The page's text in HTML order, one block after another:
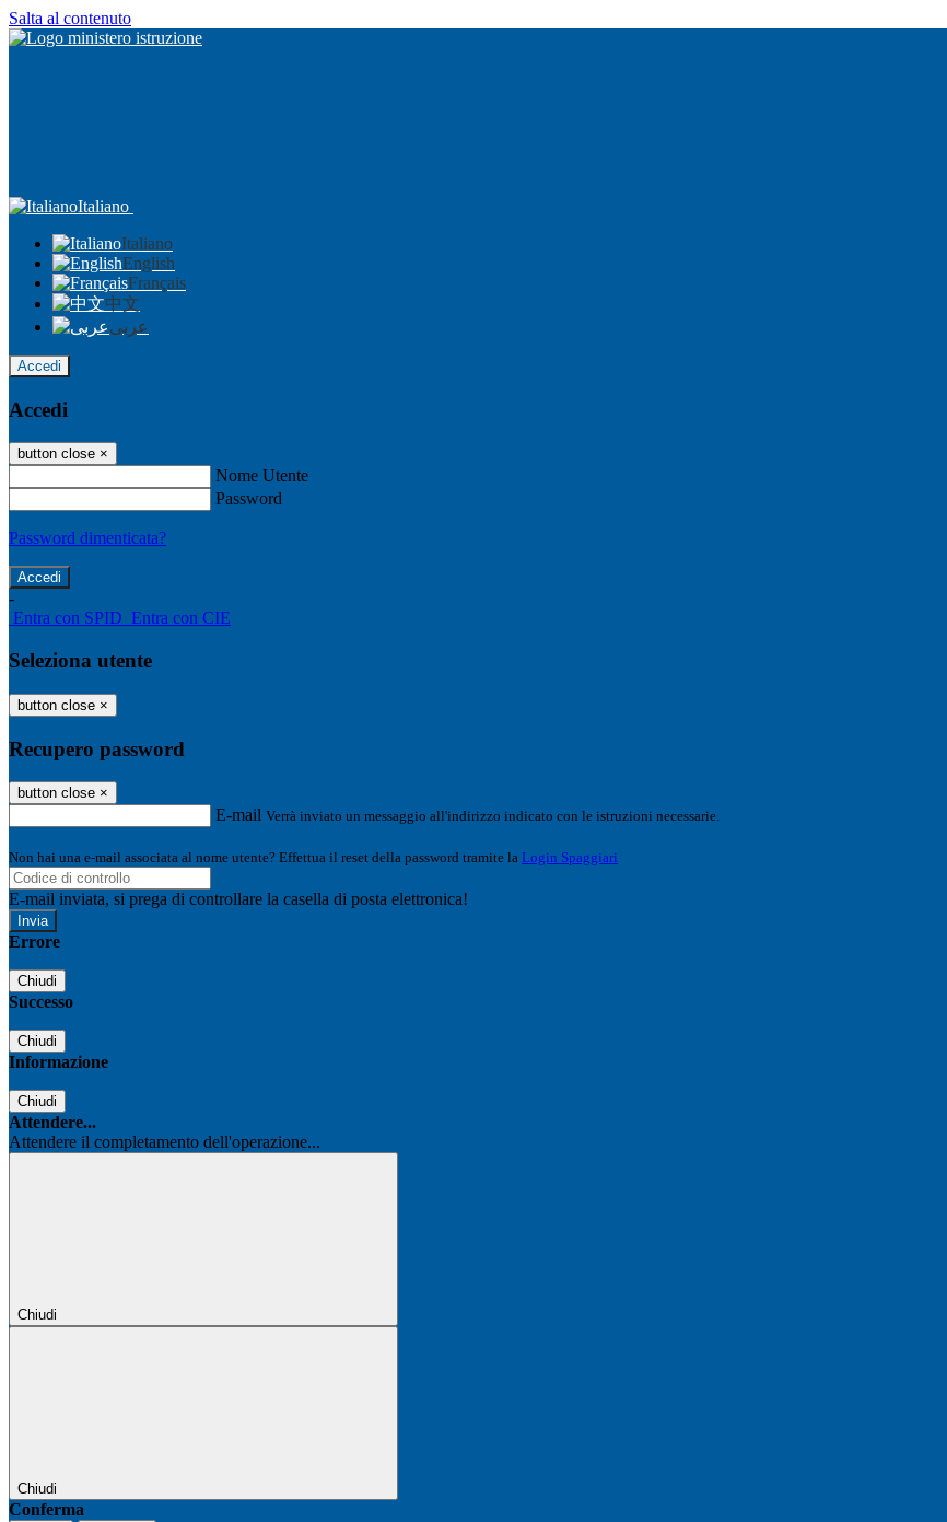
Salta al contenuto
Italiano
Italiano
English
Français
中文
عربى
Accedi
Accedi
button close ×
Nome Utente
Password
Password dimenticata?
-
Entra con SPID Entra con CIE
Seleziona utente
button close ×
Recupero password
button close ×
E-mail Verrà inviato un messaggio all'indirizzo indicato con le istruzioni necessarie.
Non hai una e-mail associata al nome utente? Effettua il reset della password tramite la Login Spaggiari
E-mail inviata, si prega di controllare la casella di posta elettronica!
Errore
Chiudi
Successo
Chiudi
Informazione
Chiudi
Attendere...
Attendere il completamento dell'operazione...
Chiudi
Chiudi
Conferma